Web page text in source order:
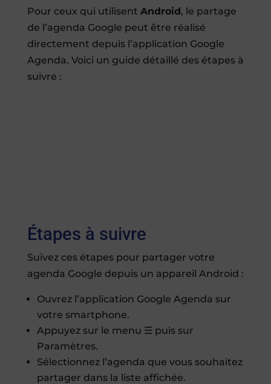
Pour ceux qui utilisent Android, le partage
de l’agenda Google peut être réalisé
directement depuis l’application Google
Agenda. Voici un guide détaillé des étapes à
suivre :
Étapes à suivre
Suivez ces étapes pour partager votre
agenda Google depuis un appareil Android :
Ouvrez l’application Google Agenda sur
votre smartphone.
Appuyez sur le menu ☰ puis sur
Paramètres.
Sélectionnez l’agenda que vous souhaitez
partager dans la liste affichée.